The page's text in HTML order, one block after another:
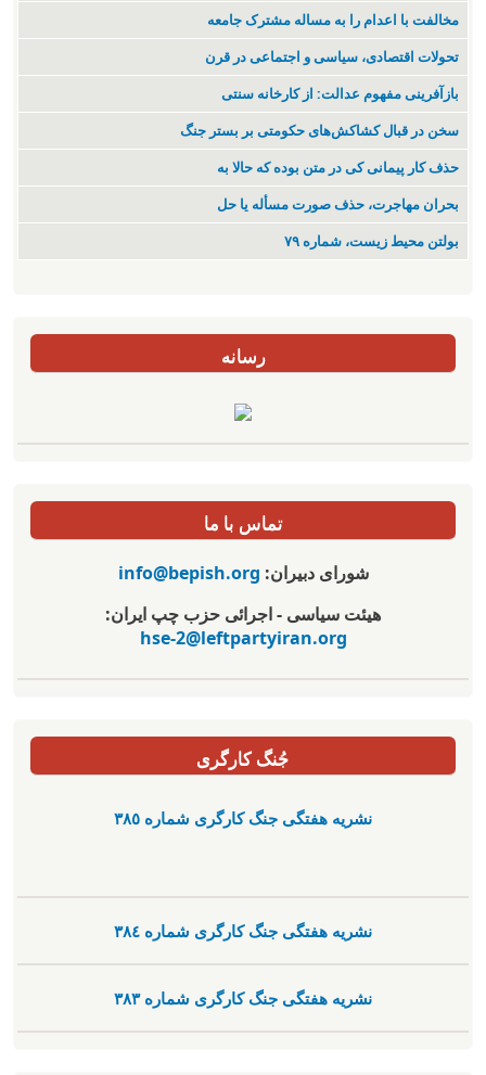
مخالفت با اعدام را به مساله مشترک جامعه
تحولات اقتصادی، سیاسی و اجتماعی در قرن
بازآفرینی مفهوم عدالت: از کارخانه سنتی
سخن در قبال کشاکش‌های حکومتی بر بستر جنگ
حذف کار پیمانی کی در متن بودە کە حالا بە
بحران مهاجرت‌، حذف صورت مسأله یا حل
بولتن محیط زیست، شماره ۷۹
رسانه
تماس با ما
شورای دبیران:info@bepish.org
هیئت سیاسی - اجرائی حزب چپ ایران:
hse-2@leftpartyiran.org
جُنگ کارگری
نشریە هفتگی جنگ کارگری شمارە ٣٨٥
نشریە هفتگی جنگ کارگری شمارە ٣٨٤
نشریە هفتگی جنگ کارگری شمارە ٣٨٣